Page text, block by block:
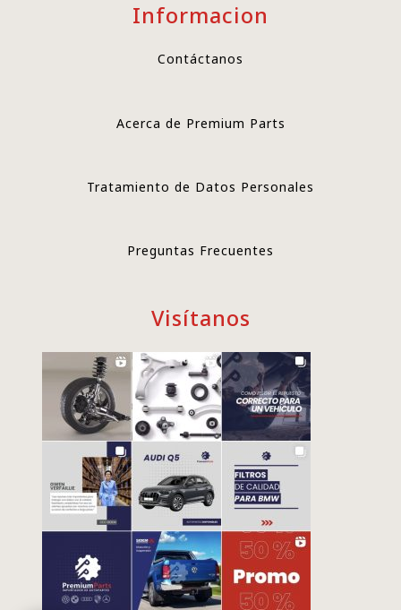
Informacion
Contáctanos
Acerca de Premium Parts
Tratamiento de Datos Personales
Preguntas Frecuentes
Visítanos